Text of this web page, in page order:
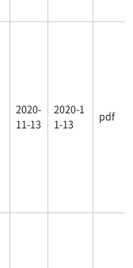
2020-
11-13
2020-1
1-13
pdf